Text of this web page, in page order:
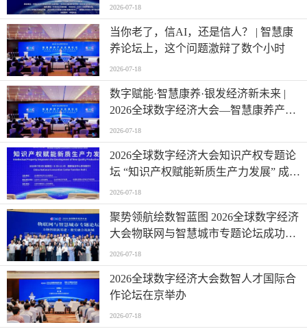
2026-07-18
当你老了，信AI，还是信人？ | 智慧康
养论坛上，这个问题激辩了数个小时
2026-07-18
数字赋能·智慧康养·银发经济新未来 |
2026全球数字经济大会—智慧康养产业
发展论坛在京举办
2026-07-18
2026全球数字经济大会知识产权专题论
坛 “知识产权赋能新质生产力发展” 成功
举办
2026-07-18
聚势领航绘数智蓝图 2026全球数字经济
大会物联网与智慧城市专题论坛成功举
办
2026-07-18
2026全球数字经济大会数智人才国际合
作论坛在京举办
2026-07-18